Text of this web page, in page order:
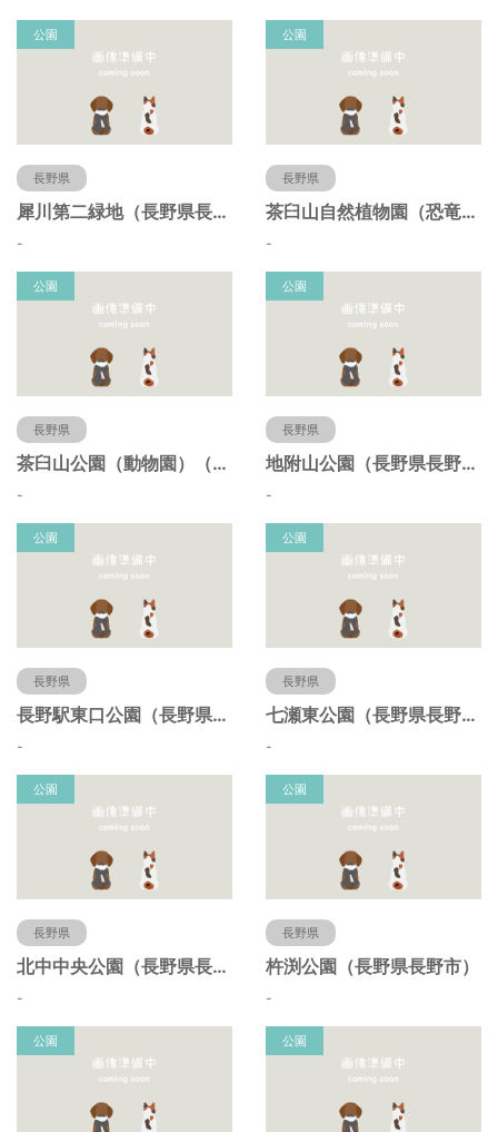
公園
長野県
犀川第二緑地（長野県長野市）
-
公園
長野県
茶臼山自然植物園（恐竜園）（長野県長野市）
-
公園
長野県
茶臼山公園（動物園）（長野県長野市）
-
公園
長野県
地附山公園（長野県長野市）
-
公園
長野県
長野駅東口公園（長野県長野市）
-
公園
長野県
七瀬東公園（長野県長野市）
-
公園
長野県
北中中央公園（長野県長野市）
-
公園
長野県
杵渕公園（長野県長野市）
-
公園 公園